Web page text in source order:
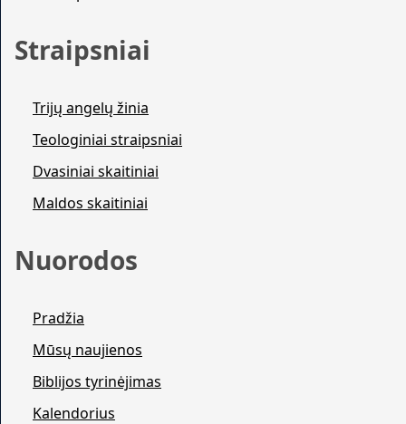
Straipsniai
Trijų angelų žinia
Teologiniai straipsniai
Dvasiniai skaitiniai
Maldos skaitiniai
Nuorodos
Pradžia
Mūsų naujienos
Biblijos tyrinėjimas
Kalendorius